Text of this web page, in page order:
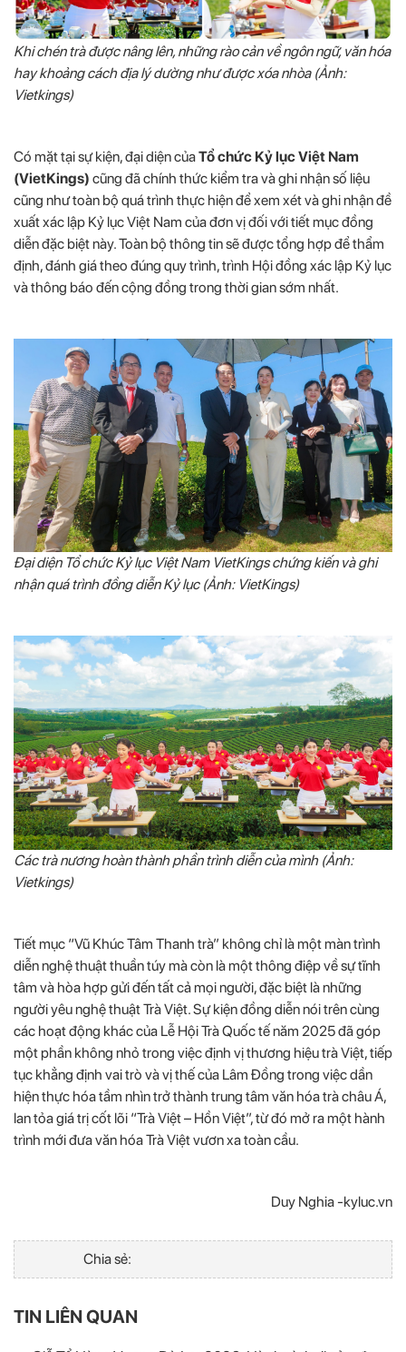
Khi chén trà được nâng lên, những rào cản về ngôn ngữ, văn hóa
hay khoảng cách địa lý dường như được xóa nhòa (Ảnh:
Vietkings)
Có mặt tại sự kiện, đại diện củaTổ chức Kỷ lục Việt Nam
(VietKings) cũng đã chính thức kiểm tra và ghi nhận số liệu
cũng như toàn bộ quá trình thực hiện để xem xét và ghi nhận đề
xuất xác lập Kỷ lục Việt Nam của đơn vị đối với tiết mục đồng
diễn đặc biệt này. Toàn bộ thông tin sẽ được tổng hợp để thẩm
định, đánh giá theo đúng quy trình, trình Hội đồng xác lập Kỷ lục
và thông báo đến cộng đồng trong thời gian sớm nhất.
Đại diện Tổ chức Kỷ lục Việt Nam VietKings chứng kiến và ghi
nhận quá trình đồng diễn Kỷ lục (Ảnh: VietKings)
Các trà nương hoàn thành phần trình diễn của mình (Ảnh:
Vietkings)
Tiết mục “Vũ Khúc Tâm Thanh trà” không chỉ là một màn trình
diễn nghệ thuật thuần túy mà còn là một thông điệp về sự tĩnh
tâm và hòa hợp gửi đến tất cả mọi người, đặc biệt là những
người yêu nghệ thuật Trà Việt. Sự kiện đồng diễn nói trên cùng
các hoạt động khác của Lễ Hội Trà Quốc tế năm 2025 đã góp
một phần không nhỏ trong việc định vị thương hiệu trà Việt, tiếp
tục khẳng định vai trò và vị thế của Lâm Đồng trong việc dần
hiện thực hóa tầm nhìn trở thành trung tâm văn hóa trà châu Á,
lan tỏa giá trị cốt lõi “Trà Việt – Hồn Việt”, từ đó mở ra một hành
trình mới đưa văn hóa Trà Việt vươn xa toàn cầu.
Duy Nghia -kyluc.vn
Chia sẻ:
TIN LIÊN QUAN